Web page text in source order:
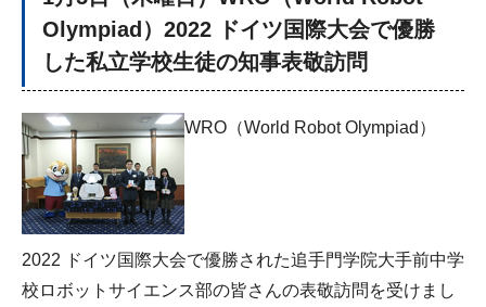
Olympiad）2022 ドイツ国際大会で優勝
した私立学校生徒の知事表敬訪問
WRO（World Robot Olympiad）
2022 ドイツ国際大会で優勝された追手門学院大手前中学
校ロボットサイエンス部の皆さんの表敬訪問を受けまし